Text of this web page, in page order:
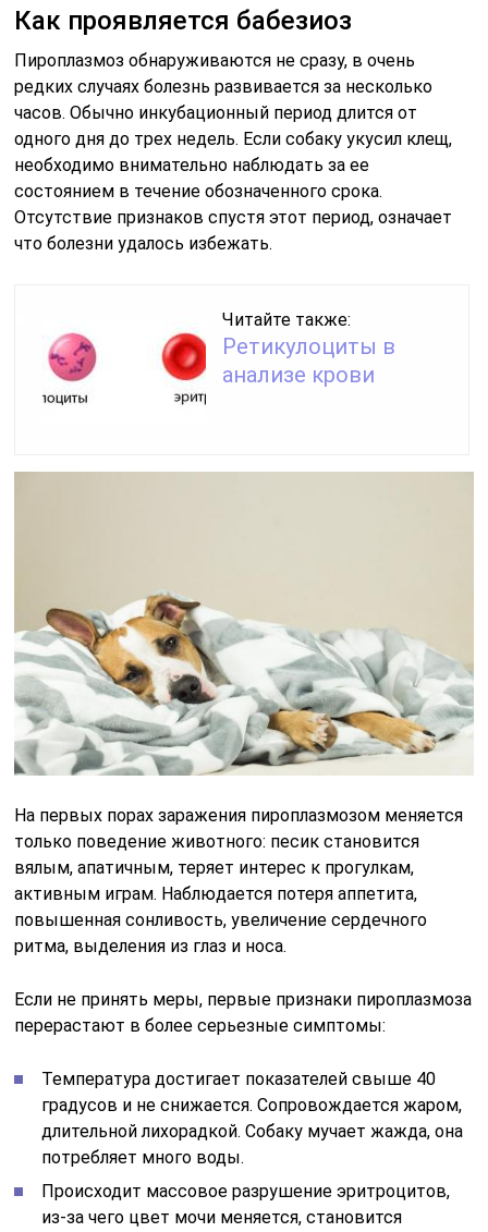
Как проявляется бабезиоз
Пироплазмоз обнаруживаются не сразу, в очень
редких случаях болезнь развивается за несколько
часов. Обычно инкубационный период длится от
одного дня до трех недель. Если собаку укусил клещ,
необходимо внимательно наблюдать за ее
состоянием в течение обозначенного срока.
Отсутствие признаков спустя этот период, означает
что болезни удалось избежать.
Читайте также:
Ретикулоциты в
анализе крови
На первых порах заражения пироплазмозом меняется
только поведение животного: песик становится
вялым, апатичным, теряет интерес к прогулкам,
активным играм. Наблюдается потеря аппетита,
повышенная сонливость, увеличение сердечного
ритма, выделения из глаз и носа.
Если не принять меры, первые признаки пироплазмоза
перерастают в более серьезные симптомы:
Температура достигает показателей свыше 40
градусов и не снижается. Сопровождается жаром,
длительной лихорадкой. Собаку мучает жажда, она
потребляет много воды.
Происходит массовое разрушение эритроцитов,
из-за чего цвет мочи меняется, становится